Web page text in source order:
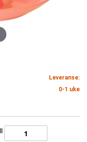
Leveranse:
0-1 uke